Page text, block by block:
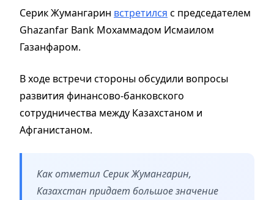
Серик Жумангарин встретился с председателем
Ghazanfar Bank Мохаммадом Исмаилом
Газанфаром.
В ходе встречи стороны обсудили вопросы
развития финансово-банковского
сотрудничества между Казахстаном и
Афганистаном.
Как отметил Серик Жумангарин,
Казахстан придает большое значение